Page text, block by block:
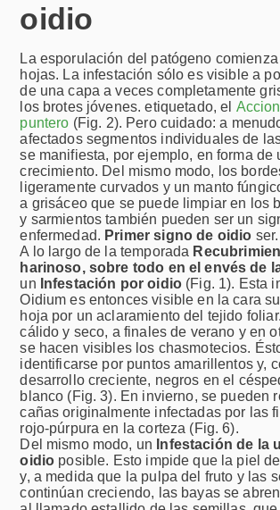
oidio
La esporulación del patógeno
hojas. La infestación sólo es visible a
de una capa a veces completamente
los brotes jóvenes.etiquetado, el
puntero (Fig. 2). Pero cuidado: a
afectados segmentos individuales de
se manifiesta, por ejemplo, en forma de
crecimiento. Del mismo modo, los
ligeramente curvados y un manto
a grisáceo que se puede limpiar en los
y sarmientos también pueden ser un
enfermedad. Primer signo de oidio ser.
A lo largo de la temporada
harinoso, sobre todo en el envés de
un Infestación por oidio (Fig. 1). Esta
Oidium es entonces visible en la cara
hoja por un aclaramiento del tejido
cálido y seco, a finales de verano y en
se hacen visibles los chasmotecios.
identificarse por puntos amarillentos y,
desarrollo creciente, negros en el
blanco (Fig. 3). En invierno, se pueden
cañas originalmente infectadas por las
rojo-púrpura en la corteza (Fig. 6).
Del mismo modo, un Infestación de la
oidio posible. Esto impide que la piel
y, a medida que la pulpa del fruto y las
continúan creciendo, las bayas se